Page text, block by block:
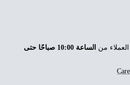
من
الساعة 10:00 صباحًا حتى